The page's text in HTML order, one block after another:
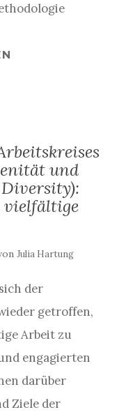
und
vielfältige
Julia Hartung
der
getroffen,
Arbeit zu
engagierten
darüber
Ziele der